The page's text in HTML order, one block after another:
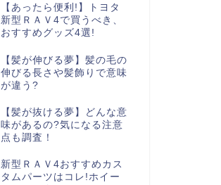
【あったら便利!】トヨタ
新型ＲＡＶ4で買うべき、
おすすめグッズ4選!
【髪が伸びる夢】髪の毛の
伸びる長さや髪飾りで意味
が違う?
【髪が抜ける夢】どんな意
味があるの?気になる注意
点も調査！
新型ＲＡＶ4おすすめカス
タムパーツはコレ!ホイー